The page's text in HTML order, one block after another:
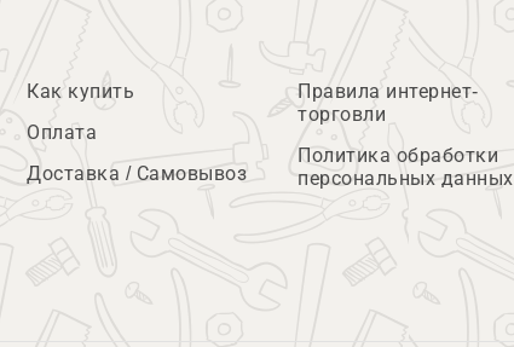
Как купить
Оплата
Доставка / Самовывоз
Правила интернет-
торговли
Политика обработки
персональных данных